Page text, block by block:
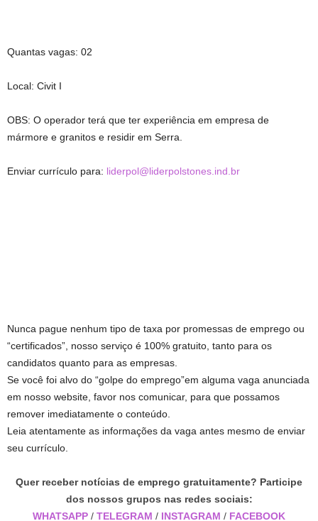
Quantas vagas: 02
Local: Civit I
OBS: O operador terá que ter experiência em empresa de
mármore e granitos e residir em Serra.
Enviar currículo para: liderpol@liderpolstones.ind.br
Nunca pague nenhum tipo de taxa por promessas de emprego ou
“certificados”, nosso serviço é 100% gratuito, tanto para os
candidatos quanto para as empresas.
Se você foi alvo do “golpe do emprego”em alguma vaga anunciada
em nosso website, favor nos comunicar, para que possamos
remover imediatamente o conteúdo.
Leia atentamente as informações da vaga antes mesmo de enviar
seu currículo.
Quer receber notícias de emprego gratuitamente? Participe
dos nossos grupos nas redes sociais:
WHATSAPP / TELEGRAM / INSTAGRAM / FACEBOOK